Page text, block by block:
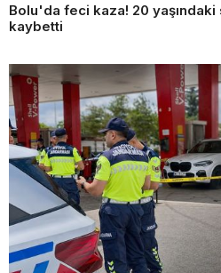
Bolu'da feci kaza! 20 yaşındaki
kaybetti